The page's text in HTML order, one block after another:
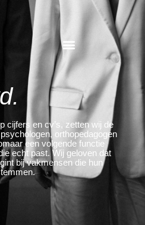
cijfers en cv’s, zetten wij de
orthopedagogen
een volgende functie
echt past. Wij geloven dat
bij vakmensen die hun